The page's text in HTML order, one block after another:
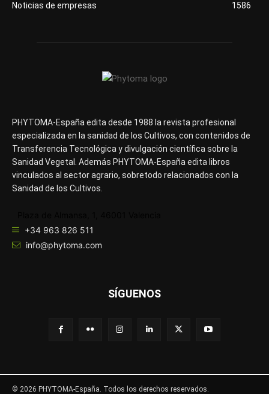
Noticias de empresas
1586
PHYTOMA-España edita desde 1988 la revista profesional
especializada en la sanidad de los Cultivos, con contenidos de
Transferencia Tecnológica y divulgación científica sobre la
Sanidad Vegetal. Además PHYTOMA-España edita libros
vinculados al sector agrario, sobretodo relacionados con la
Sanidad de los Cultivos.
+34 963 826 511
info@phytoma.com
SÍGUENOS
© 2026 PHYTOMA-España. Todos los derechos reservados.